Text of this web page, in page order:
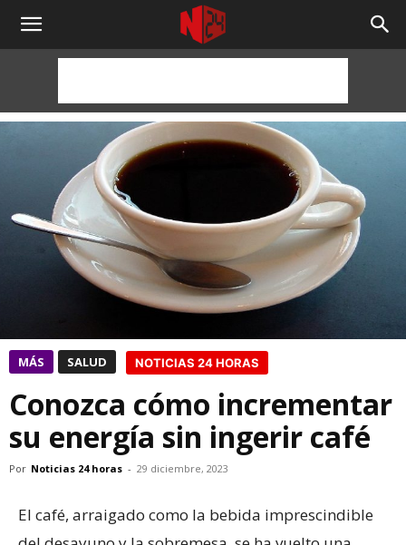
NOTICIAS
HORAS
MÁS SALUD NOTICIAS 24 HORAS
Conozca cómo incrementar
su energía sin ingerir café
Por Noticias 24 horas - 29 diciembre, 2023
El café, arraigado como la bebida imprescindible